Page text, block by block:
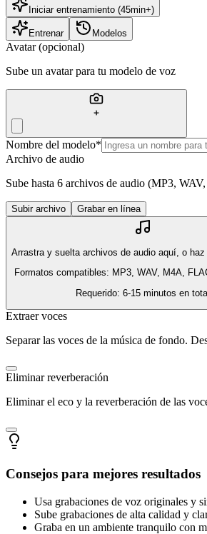
Iniciar entrenamiento (45min+)
Entrenar Modelos
Avatar (opcional)
Sube un avatar para tu modelo de voz
Nombre del modelo*
Archivo de audio
Sube hasta 6 archivos de audio (MP3,
Subir archivo Grabar en línea
Arrastra y suelta archivos de audio aquí, o
Formatos compatibles: MP3, WAV, M4A,
Requerido: 6-15 minutos en
Extraer voces
Separar las voces de la música de fondo.
Eliminar reverberación
Eliminar el eco y la reverberación de las
Consejos para mejores resultados
Usa grabaciones de voz originales y
Sube grabaciones de alta calidad y
Graba en un ambiente tranquilo con